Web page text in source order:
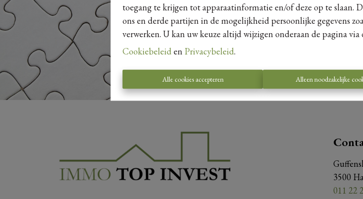
toegang te krijgen tot apparaatinformatie en/of deze op te slaan.
ons en derde partijen in de mogelijkheid persoonlijke gegevens
verwerken. U kan uw keuze altijd wijzigen onderaan de pagina
Cookiebeleid en Privacybeleid.
Alle cookies accepteren Alleen noodzakelijke
3500
011 22